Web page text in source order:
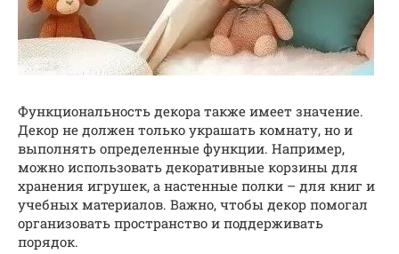
Функциональность декора также имеет значение.
Декор не должен только украшать комнату, но и
выполнять определенные функции. Например,
можно использовать декоративные корзины для
хранения игрушек, а настенные полки – для книг и
учебных материалов. Важно, чтобы декор помогал
организовать пространство и поддерживать
порядок.